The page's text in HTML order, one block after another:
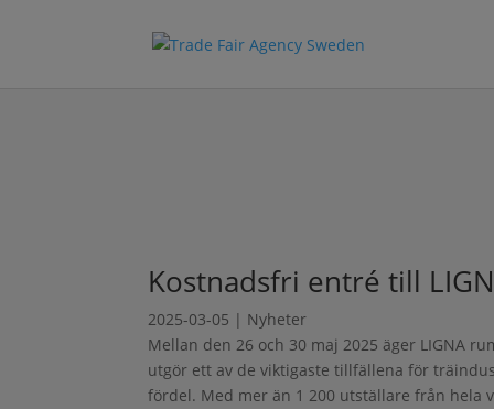
Kostnadsfri entré till
2025-03-05 | Nyheter
Mellan den 26 och 30 maj 2025 äger LIGNA
utgör ett av de viktigaste tillfällena för
fördel. Med mer än 1 200 utställare från hela